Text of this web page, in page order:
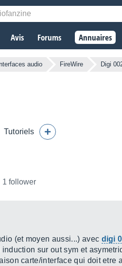
Avis Forums Annuaires
audio FireWire Digi
Tutoriels
1 follower
(et moyen aussi...) avec digi
sur out sym et
carte/interface qui doit